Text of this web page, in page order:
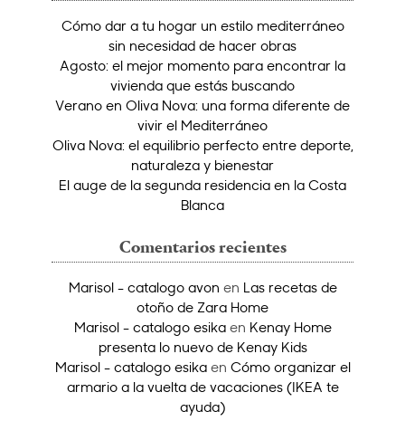
Cómo dar a tu hogar un estilo mediterráneo
sin necesidad de hacer obras
Agosto: el mejor momento para encontrar la
vivienda que estás buscando
Verano en Oliva Nova: una forma diferente de
vivir el Mediterráneo
Oliva Nova: el equilibrio perfecto entre deporte,
naturaleza y bienestar
El auge de la segunda residencia en la Costa
Blanca
Comentarios recientes
Marisol - catalogo avon en Las recetas de
otoño de Zara Home
Marisol - catalogo esikaen Kenay Home
presenta lo nuevo de Kenay Kids
Marisol - catalogo esikaen Cómo organizar el
armario a la vuelta de vacaciones (IKEA te
ayuda)